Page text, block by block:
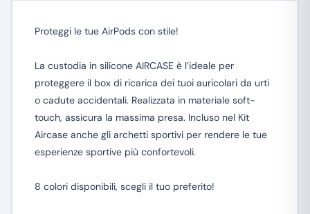
Proteggi le tue AirPods con stile!
La custodia in silicone AIRCASE è l’ideale per
proteggere il box di ricarica dei tuoi auricolari da urti
o cadute accidentali. Realizzata in materiale soft-
touch, assicura la massima presa. Incluso nel Kit
Aircase anche gli archetti sportivi per rendere le tue
esperienze sportive più confortevoli.
8 colori disponibili, scegli il tuo preferito!